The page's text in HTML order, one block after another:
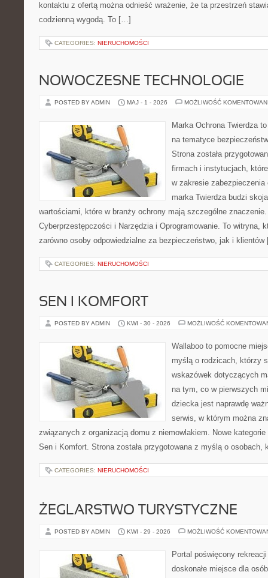
kontaktu z ofertą można odnieść wrażenie, że ta przestrzeń
codzienną wygodą. To […]
CATEGORIES: NIERUCHOMOŚCI
NOWOCZESNE TECHNOLOGIE
POSTED BY ADMIN MAJ - 1 - 2026 MOŻLIWOŚĆ
Marka Ochrona Twierdza
na tematyce
Strona została
firmach i instytucjach,
w zakresie
marka Twierdza budzi
wartościami, które w branży ochrony mają szczególne
Cyberprzestępczości i Narzędzia i Oprogramowanie. To witryna,
zarówno osoby odpowiedzialne za bezpieczeństwo, jak i
CATEGORIES: NIERUCHOMOŚCI
SEN I KOMFORT
POSTED BY ADMIN KWI - 30 - 2026 MOŻLIWOŚĆ
Wallaboo to pomocne
myślą o rodzicach, którzy
wskazówek dotyczących
na tym, co w pierwszych
dziecka jest naprawdę
serwis, w którym można
związanych z organizacją domu z niemowlakiem. Nowe
Sen i Komfort. Strona została przygotowana z myślą o
CATEGORIES: NIERUCHOMOŚCI
ŻEGLARSTWO TURYSTYCZNE
POSTED BY ADMIN KWI - 29 - 2026 MOŻLIWOŚĆ
Portal poświęcony
doskonałe miejsce dla